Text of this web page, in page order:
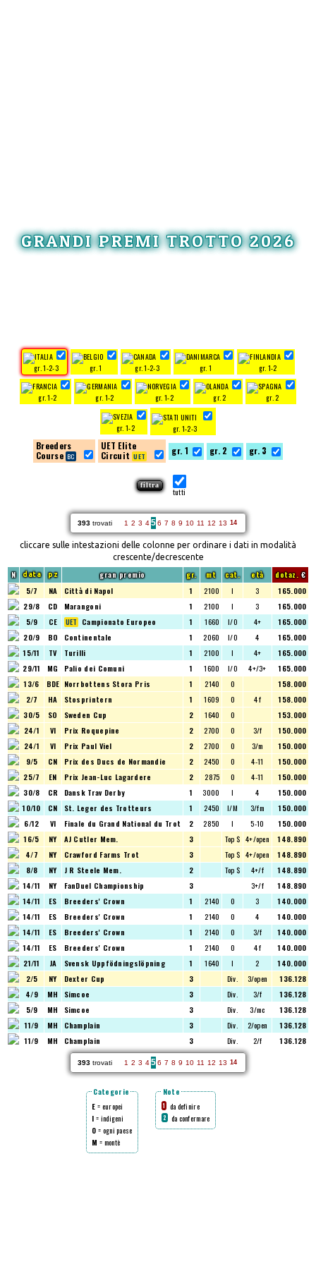
GRANDI PREMI TROTTO 2026
gr. 1-2-3 gr. 1 gr. 1-2-3 gr. 1 gr. 1-2
gr. 1-2 gr. 1-2 gr. 1-2 gr. 2 gr. 2
gr. 1-2 gr. 1-2-3
Breeders
Course
UET Elite
Circuit
gr. 1 gr. 2 gr. 3
tutti
393 trovati 1 2 3 456 7 8 9 10 11 12 13 14
cliccare sulle intestazioni delle colonne per ordinare i dati in modalità
crescente/decrescente
N data pz gran premio gr. mt cat. età dotaz.€
5/7 NA Città di Napol 1 2100 I 3
165.000
29/8
CD Marangoni 1 2100 I 3
165.000
5/9
CE Campionato Europeo 1 1660 I/O 4+
165.000
20/9
BO Continentale 1 2060 I/O 4
165.000
15/11
TV Turilli 1 2100 I 4+
165.000
29/11
MG Palio dei Comuni 1 1600 I/O 4+/3+
165.000
13/6
BDE Norrbottens Stora Pris 1 2140 O
158.000
2/7
HA Stosprintern 1 1609 O 4 f
158.000
30/5
SO Sweden Cup 2 1640 O
153.000
24/1
VI Prix Roquepine 2 2700 O 3/f
150.000
24/1
VI Prix Paul Viel 2 2700 O 3/m
150.000
9/5
CN Prix des Ducs de Normandie 2 2450 O 4-11
150.000
25/7
EN Prix Jean-Luc Lagardere 2 2875 O 4-11
150.000
30/8
CR Dansk Trav Derby 1 3000 I 4
150.000
10/10
CN St. Leger des Trotteurs 1 2450 I/M 3/fm
150.000
6/12
VI Finale du Grand National du Trot 2 2850 I 5-10
150.000
16/5
NY AJ Cutler Mem. 3 Top $ 4+/open
148.890
4/7
NY Crawford Farms Trot 3 Top $ 4+/open
148.890
8/8
NY J R Steele Mem. 2 Top $ 4+/f
148.890
14/11
NY FanDuel Championship 3 3+/f
148.890
14/11
ES Breeders' Crown 1 2140 O 3
140.000
14/11
ES Breeders' Crown 1 2140 O 4
140.000
14/11
ES Breeders' Crown 1 2140 O 3/f
140.000
14/11
ES Breeders' Crown 1 2140 O 4 f
140.000
21/11
JA Svensk Uppfödningslöpning 1 1640 I 2
140.000
2/5
NY Dexter Cup 3 Div. 3/open
136.128
4/9
MH Simcoe 3 Div. 3/f
136.128
5/9
MH Simcoe 3 Div. 3/mc
136.128
11/9
MH Champlain 3 Div. 2/open
136.128
11/9
MH Champlain 3 Div. 2/f 136.128
393 trovati 1 2 3 456 7 8 9 10 11 12 13 14
Categorie
E = europei
I = indigeni
O = ogni paese
M = montè
Note
1 da definire
2 da confermare